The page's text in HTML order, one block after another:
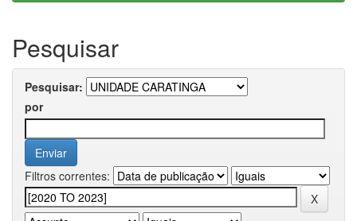
Pesquisar
Pesquisar:
por
Filtros correntes: